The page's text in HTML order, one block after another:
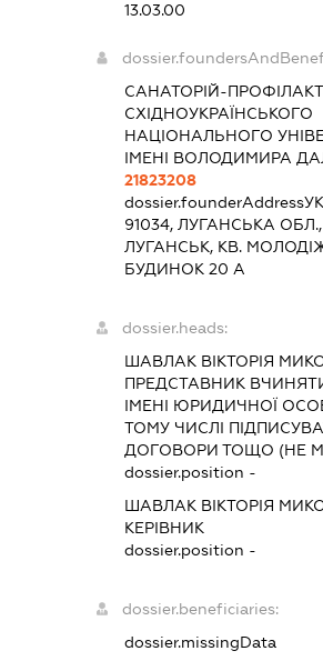
13.03.00
САНАТОРІЙ-
СХІДНОУКРАЇНСЬКОГО
НАЦІОНАЛЬНОГО
ІМЕНІ ВОЛОДИМИРА
21823208
dossier.founderAddress
91034, ЛУГАНСЬКА
ЛУГАНСЬК, КВ.
БУДИНОК 20 А
dossier.heads:
ШАВЛАК ВІКТОРІЯ
ПРЕДСТАВНИКВЧИНЯТИ
ІМЕНІ ЮРИДИЧНОЇ
ТОМУ ЧИСЛІ
ДОГОВОРИ ТОЩО (НЕ
dossier.position -
ШАВЛАК ВІКТОРІЯ
КЕРІВНИК
dossier.position -
dossier.beneficiaries:
dossier.missingData